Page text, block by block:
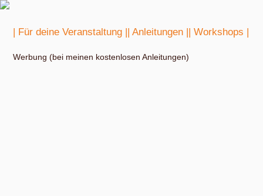
| Für deine Veranstaltung || Anleitungen || Workshops |
Werbung (bei meinen kostenlosen Anleitungen)